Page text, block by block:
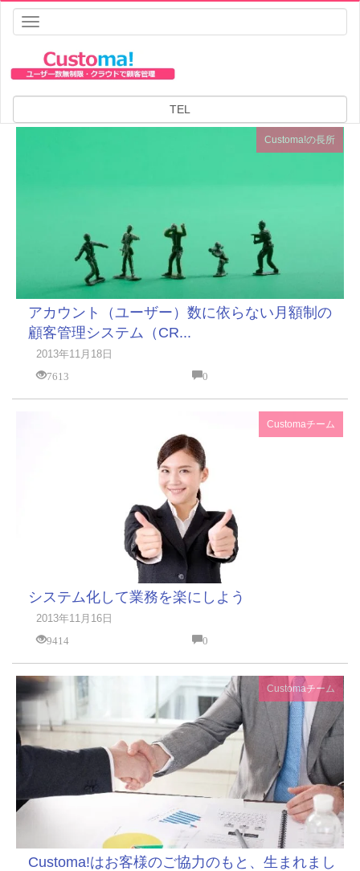
navigation
TEL
HOME ブログ
ブログ
Customa!の長所
アカウント（ユーザー）数に依らない月額制の
顧客管理システム（CR...
2013年11月18日
7613
0
Customaチーム
システム化して業務を楽にしよう
2013年11月16日
9414
0
Customaチーム
Customa!はお客様のご協力のもと、生まれまし